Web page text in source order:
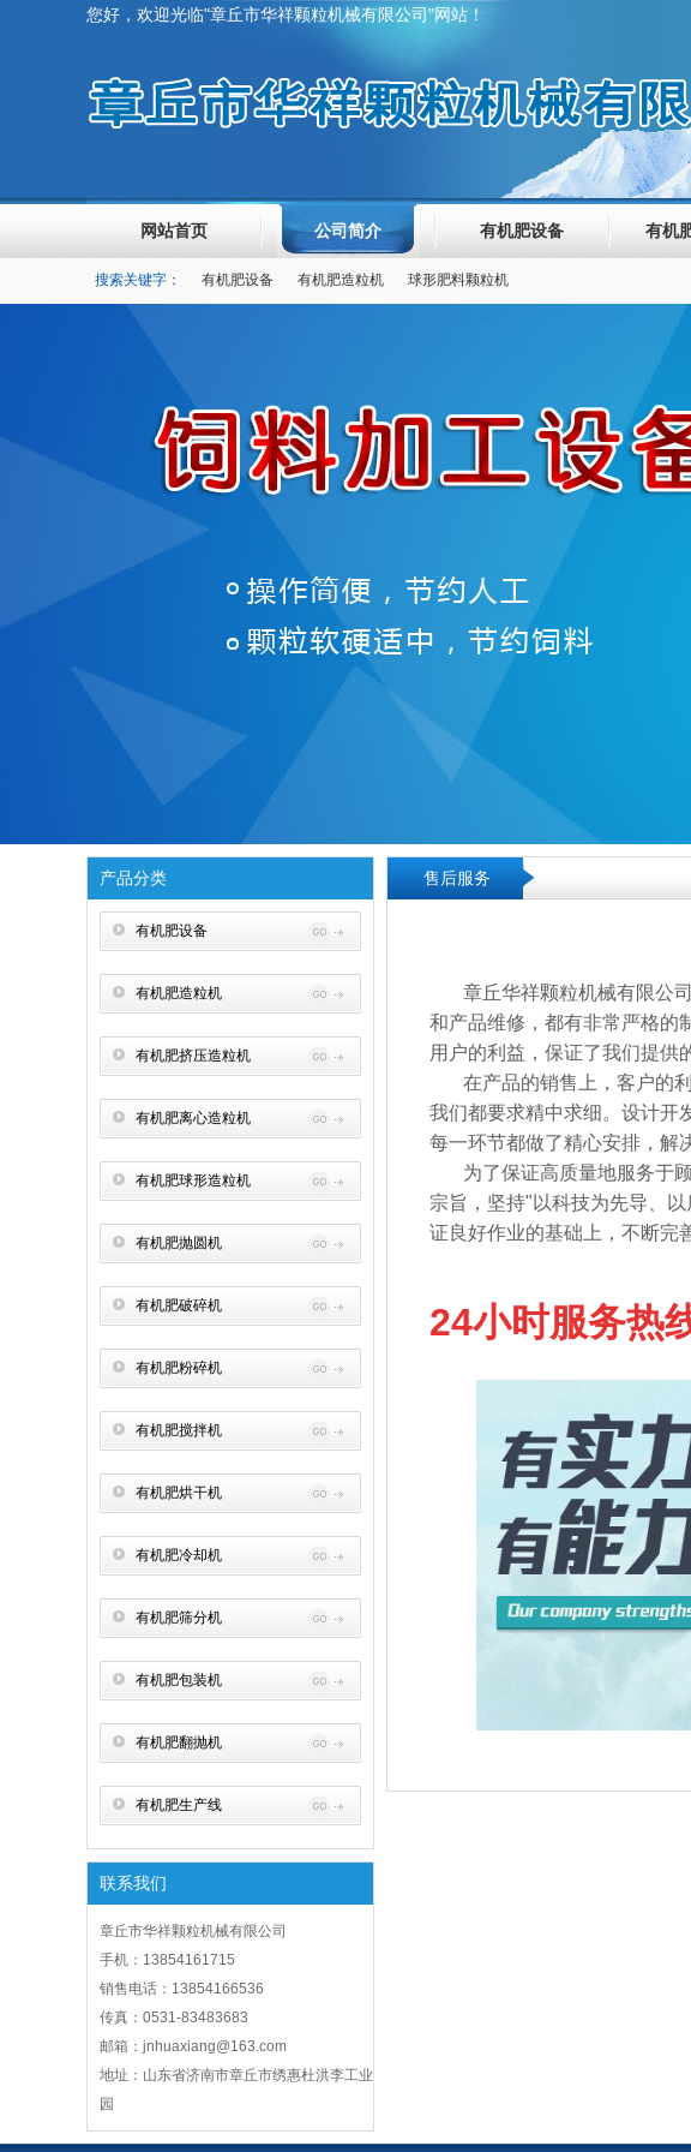
您好，欢迎光临"章丘市华祥颗粒机械有限公司"网站！
网站首页 公司简介 有机肥设备 有机
搜索关键字： 有机肥设备 有机肥造粒机 球形肥料颗粒机
产品分类
有机肥设备
有机肥造粒机
有机肥挤压造粒机
有机肥离心造粒机
有机肥球形造粒机
有机肥抛圆机
有机肥破碎机
有机肥粉碎机
有机肥搅拌机
有机肥烘干机
有机肥冷却机
有机肥筛分机
有机肥包装机
有机肥翻抛机
有机肥生产线
联系我们
章丘市华祥颗粒机械有限公司
手机：13854161715
销售电话：13854166536
传真：0531-83483683
邮箱：jnhuaxiang@163.com
地址：山东省济南市章丘市绣惠杜洪李工业
园
售后服务
章丘华祥颗粒机械有限公
和产品维修，都有非常严格的
用户的利益，保证了我们提供
在产品的销售上，客户的
我们都要求精中求细。设计开
每一环节都做了精心安排，解
为了保证高质量地服务于
宗旨，坚持" 以科技为先导、
证良好作业的基础上，不断完
24小时服务热